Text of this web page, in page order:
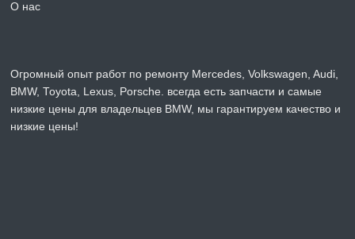
О нас
Огромный опыт работ по ремонту Mercedes, Volkswagen, Audi,
BMW, Toyota, Lexus, Porsche. всегда есть запчасти и самые
низкие цены для владельцев BMW, мы гарантируем качество и
низкие цены!